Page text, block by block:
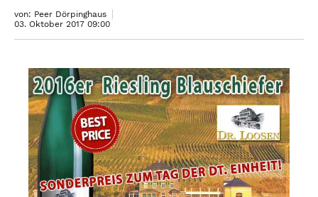
von: Peer Dörpinghaus
03. Oktober 2017 09:00